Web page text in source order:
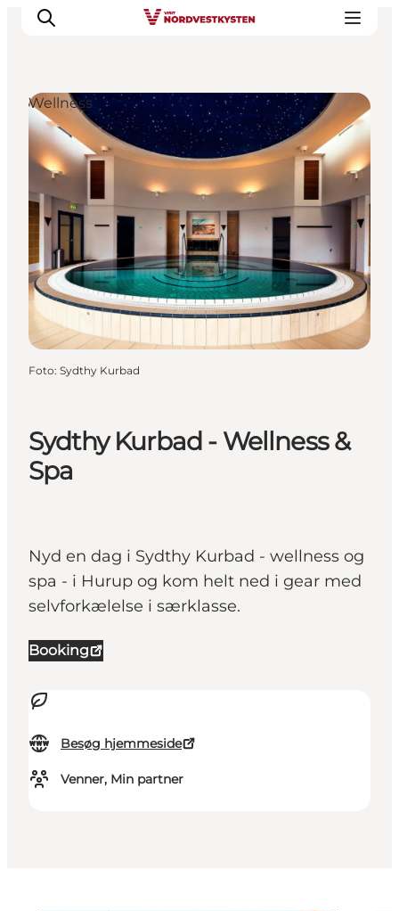
Feriesteder
Inspiration
Handicapvenlig ferie
Events
Overnatning
Planlæg din ferie
Sydthy Kurbad - Wellness &
Spa
Nyd en dag i Sydthy Kurbad - wellness og
spa - i Hurup og kom helt ned i gear med
selvforkælelse i særklasse.
Booking
Besøg hjemmeside
Venner, Min partner
Wellness
Foto: Sydthy Kurbad